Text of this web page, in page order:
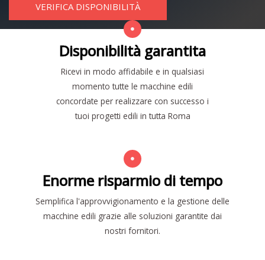
VERIFICA DISPONIBILITÀ
Disponibilità garantita
Ricevi in modo affidabile e in qualsiasi
momento tutte le macchine edili
concordate per realizzare con successo i
tuoi progetti edili in tutta Roma
Enorme risparmio di tempo
Semplifica l'approvvigionamento e la gestione delle
macchine edili grazie alle soluzioni garantite dai
nostri fornitori.